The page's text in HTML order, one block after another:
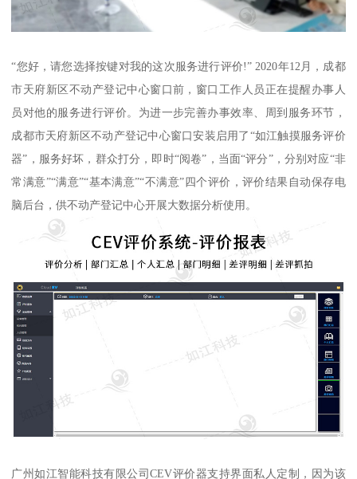
“您好，请您选择按键对我的这次服务进行评价!” 2020年12月，成都
市天府新区不动产登记中心窗口前，窗口工作人员正在提醒办事人
员对他的服务进行评价。为进一步完善办事效率、周到服务环节，
成都市天府新区不动产登记中心窗口安装启用了“如江触摸服务评价
器”，服务好坏，群众打分，即时“阅卷”，当面“评分”，分别对应“非
常满意”“满意”“基本满意”“不满意”四个评价，评价结果自动保存电
脑后台，供不动产登记中心开展大数据分析使用。
广州如江智能科技有限公司CEV评价器支持界面私人定制，因为该